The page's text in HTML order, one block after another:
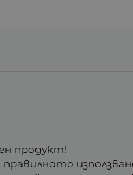
продукт!
правилното